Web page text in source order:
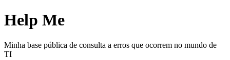
Help Me
Minha base pública de consulta a erros que ocorrem no mundo de
TI